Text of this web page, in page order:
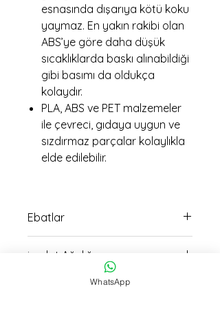
esnasında dışarıya kötü koku
yaymaz. En yakın rakibi olan
ABS’ye göre daha düşük
sıcaklıklarda baskı alınabildiği
gibi basımı da oldukça
kolaydır.
PLA, ABS ve PET malzemeler
ile çevreci, gıdaya uygun ve
sızdırmaz parçalar kolaylıkla
elde edilebilir.
Ebatlar
imalat Ağırlığı
WhatsApp